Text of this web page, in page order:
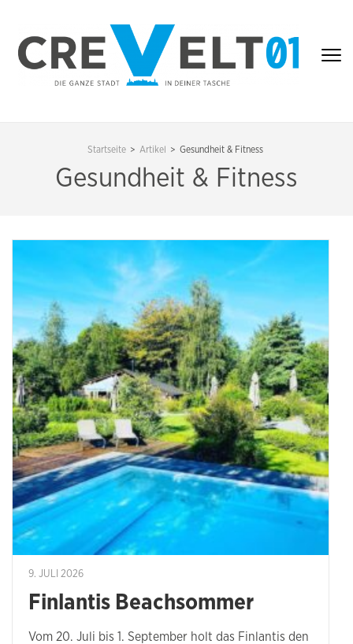
springen
(Enter
DEINER TASCHE
Startseite > Artikel > Gesundheit & Fitness
Gesundheit & Fitness
9. JULI 2026
Finlantis Beachsommer
Vom 20. Juli bis 1. September holt das Finlantis den